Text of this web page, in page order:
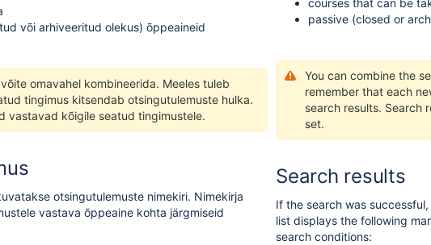
või arhiveeritud olekus) õppeaineid
omavahel kombineerida. Meeles tuleb
tingimus kitsendab otsingutulemuste hulka.
vastavad kõigile seatud tingimustele.
otsingutulemuste nimekiri. Nimekirja
vastava õppeaine kohta järgmiseid
courses that can be
passive (closed or
You can combine the
remember that each
search results. Search
set.
Search results
If the search was
list displays the following
search conditions: